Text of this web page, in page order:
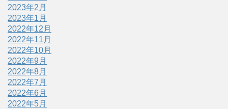
2023年2月
2023年1月
2022年12月
2022年11月
2022年10月
2022年9月
2022年8月
2022年7月
2022年6月
2022年5月